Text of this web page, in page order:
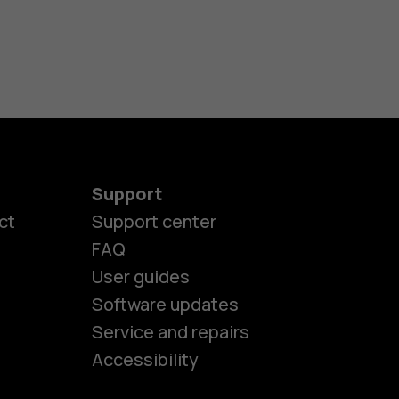
Support
Support center
FAQ
User guides
Software updates
Service and repairs
Accessibility